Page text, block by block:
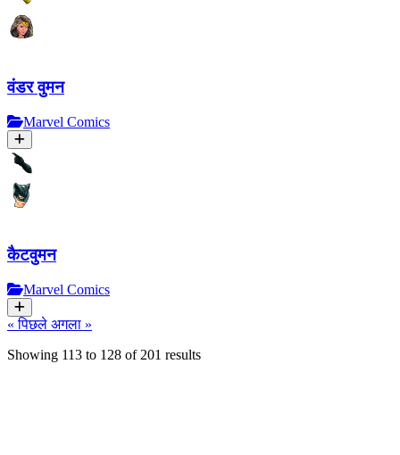
वंडर वुमन
Marvel Comics
कैटवुमन
Marvel Comics
« पिछले अगला »
Showing 113 to 128 of 201 results